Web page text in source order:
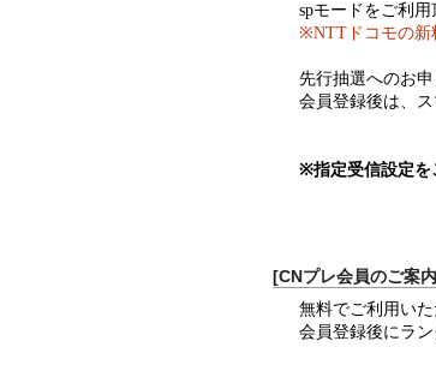
spモードをご利
※NTTドコモの新
先行抽選へのお
会員登録後は、
※指定受信設定を
[CNプレ会員のご案
無料でご利用い
会員登録後にラン